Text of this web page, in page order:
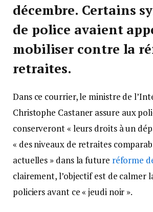
décembre. Certains
de police avaient
mobiliser contre la
retraites.
Dans ce courrier, le ministre de
Christophe Castaner assure aux
conserveront « leurs droits à un
« des niveaux de retraites
actuelles » dans la future réforme
clairement, l’objectif est de calmer
policiers avant ce « jeudi noir ».